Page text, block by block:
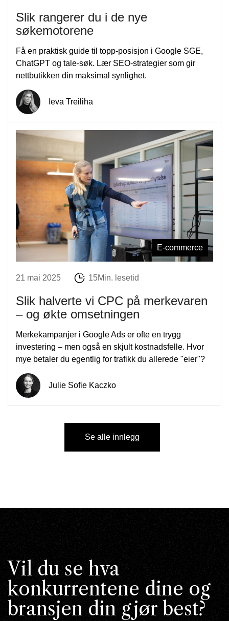
Slik rangerer du i de nye
søkemotorene
Få en praktisk guide til topp-posisjon i Google SGE,
ChatGPT og tale-søk. Lær SEO-strategier som gir
nettbutikken din maksimal synlighet.
Ieva Treiliha
E-commerce
21 mai 2025 15Min. lesetid
Slik halverte vi CPC på merkevaren
– og økte omsetningen
Merkekampanjer i Google Ads er ofte en trygg
investering – men også en skjult kostnadsfelle. Hvor
mye betaler du egentlig for trafikk du allerede "eier"?
Julie Sofie Kaczko
Se alle innlegg
Vil du se hva
konkurrentene dine og
bransjen din gjør best?